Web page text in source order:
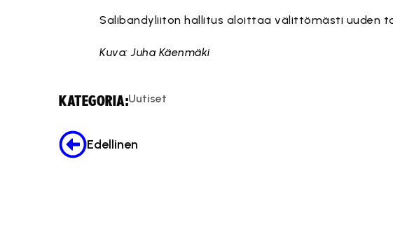
Salibandyliiton hallitus aloittaa välittömästi uuden
Kuva: Juha Käenmäki
KATEGORIA:Uutiset
Edellinen